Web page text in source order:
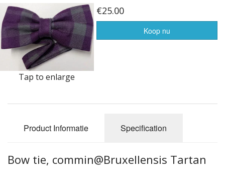
Kilt - Kleding
Highland Titles
Verhuur
AFGEPRIJST - UITVERKOOP
Tap to enlarge
€25.00
Koop nu
Product Informatie Specification
Bow tie, commin@Bruxellensis Tartan